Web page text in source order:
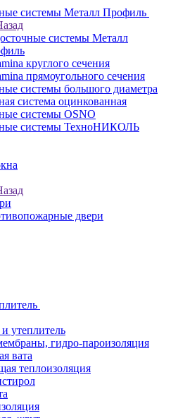
системы Металл Профиль
системы Металл
круглого сечения
прямоугольного сечения
системы большого диаметра
система оцинкованная
системы OSNO
системы ТехноНИКОЛЬ
двери
утеплитель
гидро-пароизоляция
вата
теплоизоляция